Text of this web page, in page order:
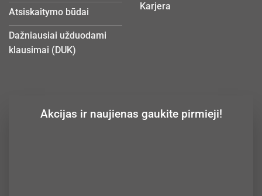
Atsiskaitymo būdai
Dažniausiai užduodami
klausimai (DUK)
Karjera
Akcijas ir naujienas gaukite pirmieji!